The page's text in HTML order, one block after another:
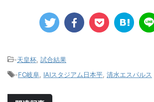
-天皇杯 試合結果
-FC岐阜 IAIスタジアム日本平 清水エスパルス